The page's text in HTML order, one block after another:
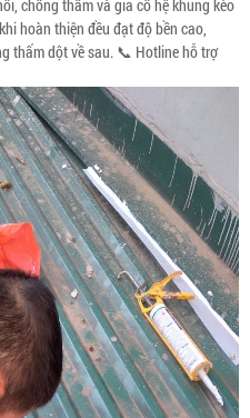
chống thấm và gia cố hệ khung kèo
hoàn thiện đều đạt độ bền cao,
thấm dột về sau. 📞 Hotline hỗ trợ